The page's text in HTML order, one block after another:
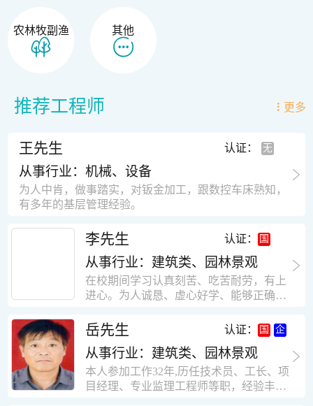
农林牧副渔 其他
推荐工程师 更多
王先生 认证：
从事行业：机械、设备
为人中肯，做事踏实，对钣金加工，跟数控车床熟知，
有多年的基层管理经验。
李先生 认证：
从事行业：建筑类、园林景观
在校期间学习认真刻苦、吃苦耐劳，有上
进心。为人诚恳、虚心好学、能够正确对
思想积极上进，接受能力和独立能力强，
有很强的团队精神和集体荣誉感。做事认
真负责，有很强的责任心。秉承山大扎
实、厚重的学风。为人正直、诚信、稳
重。有强烈的上进心、事业心。有很强的
岳先生 认证：
从事行业：建筑类、园林景观
本人参加工作32年,历任技术员、工长、项
目经理、专业监理工程师等职，经验丰